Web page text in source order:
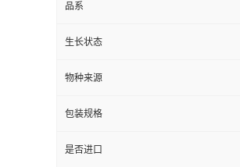
品系
生长状态
物种来源
包装规格
是否进口